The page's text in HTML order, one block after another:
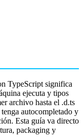
TypeScript significa
ejecuta y tipos
archivo hasta el .d.ts
autocompletado y
Esta guía va directo
packaging y